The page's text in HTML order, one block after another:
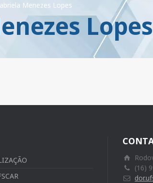
Menezes Lopes
Lopes
(16)